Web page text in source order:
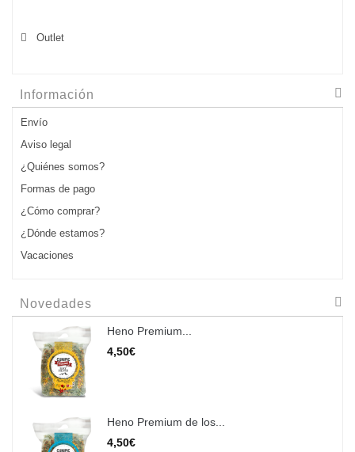
Outlet
Información
Envío
Aviso legal
¿Quiénes somos?
Formas de pago
¿Cómo comprar?
¿Dónde estamos?
Vacaciones
Novedades
Heno Premium...
4,50€
Heno Premium de los...
4,50€